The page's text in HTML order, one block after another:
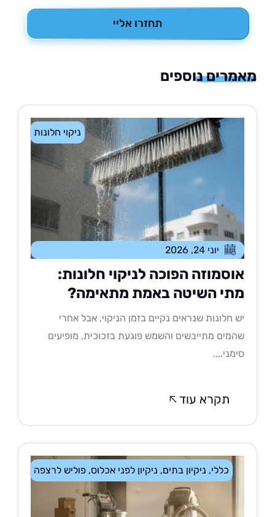
תחזרו אליי
נוספים
ניקוי חלונות
יוני 24, 2026
הפוכה לניקוי חלונות:
השיטה באמת מתאימה?
חלונות שנראים נקיים בזמן הניקוי, אבל אחרי
מתייבשים והשמש פוגעת בזכוכית, מופיעים
תקרא עוד
ניקיון בתים,ניקיון לפני אכלוס,פוליש לרצפה